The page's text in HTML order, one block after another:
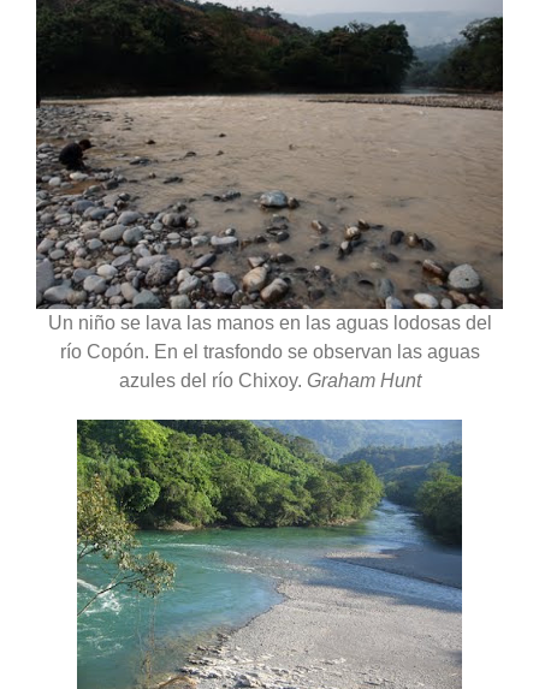
Un niño se lava las manos en las aguas lodosas del
río Copón. En el trasfondo se observan las aguas
azules del río Chixoy. Graham Hunt